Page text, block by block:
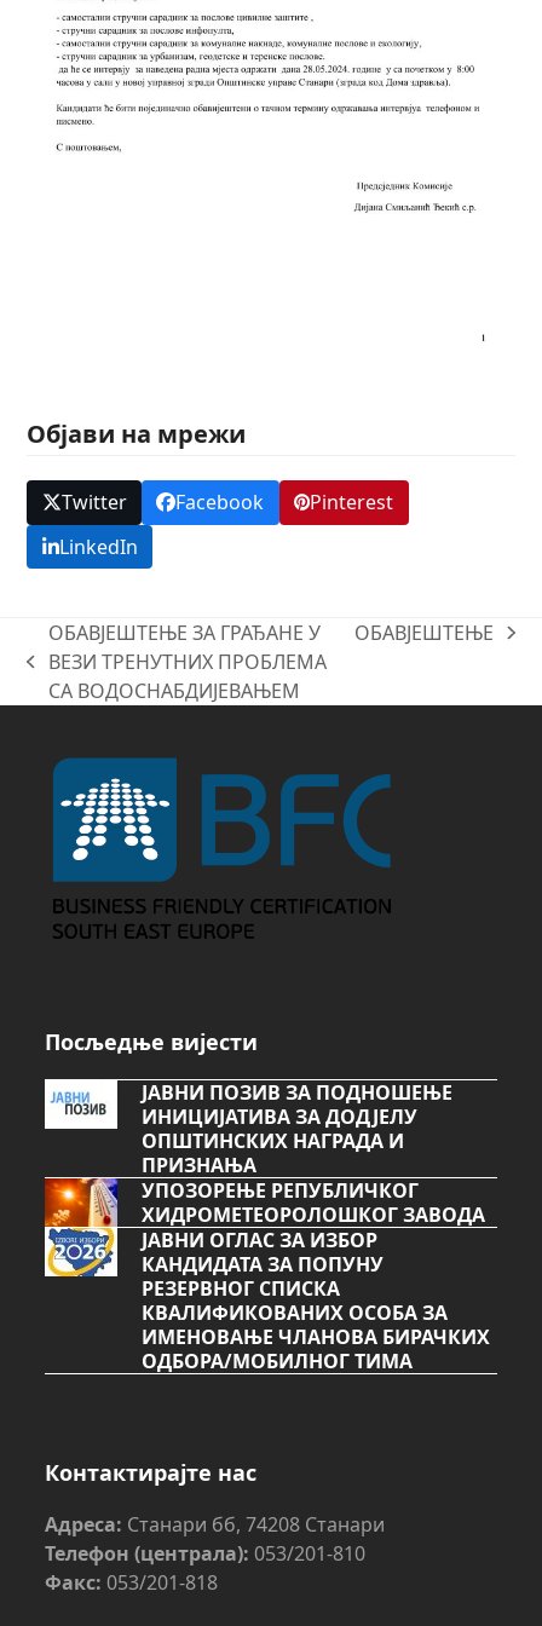
Објави на мрежи
Twitter Facebook
Pinterest
LinkedIn
previous
post:
ОБАВЈЕШТЕЊЕ ЗА ГРАЂАНЕ У
ВЕЗИ ТРЕНУТНИХ ПРОБЛЕМА
СА ВОДОСНАБДИЈЕВАЊЕМ
next
ОБАВЈЕШТЕЊЕ
Посљедње вијести
ЈАВНИ ПОЗИВ ЗА ПОДНОШЕЊЕ
ИНИЦИЈАТИВА ЗА ДОДЈЕЛУ
ОПШТИНСКИХ НАГРАДА И
ПРИЗНАЊА
УПОЗОРЕЊЕ РЕПУБЛИЧКОГ
ХИДРОМЕТЕОРОЛОШКОГ ЗАВОДА
ЈАВНИ ОГЛАС ЗА ИЗБОР
КАНДИДАТА ЗА ПОПУНУ
РЕЗЕРВНОГ СПИСКА
КВАЛИФИКОВАНИХ ОСОБА ЗА
ИМЕНОВАЊЕ ЧЛАНОВА БИРАЧКИХ
ОДБОРА/МОБИЛНОГ ТИМА
Контактирајте нас
Адреса: Станари бб, 74208 Станари
Телефон (централа): 053/201-810
Факс: 053/201-818